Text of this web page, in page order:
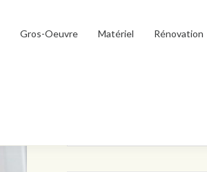
Gros-Oeuvre Matériel Rénovation